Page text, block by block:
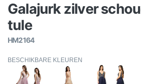
Galajurk zilver
tule
HM2164
BESCHIKBARE KLEUREN